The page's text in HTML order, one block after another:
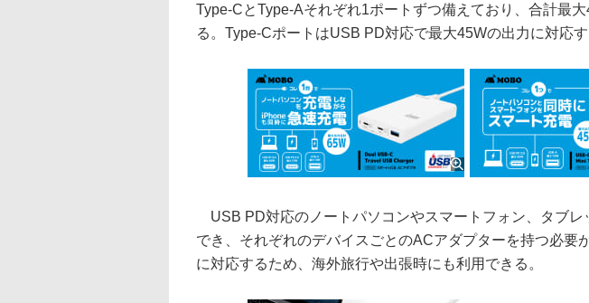
Type-CとType-Aそれぞれ1ポートずつ備えており、合計最
る。Type-CポートはUSB PD対応で最大45Wの出力に対応す
USB PD対応のノートパソコンやスマートフォン、タブレ
でき、それぞれのデバイスごとのACアダプターを持つ必要
に対応するため、海外旅行や出張時にも利用できる。